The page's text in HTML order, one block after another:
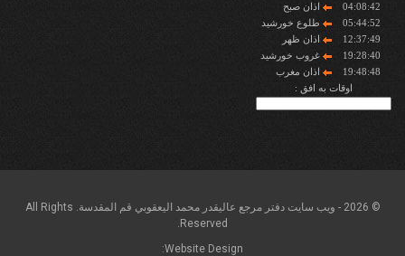
04:08:42
اذان صبح
05:44:52
طلوع خورشید
12:37:49
اذان ظهر
19:28:40
غروب خورشید
19:48:48
اذان مغرب
اوقات به افق :
© 2026 - ويب سايت دفتر مرجع عاليقدر محمد اليعقوبي قم المقدسة. All Rights
Reserved.
Website Design: